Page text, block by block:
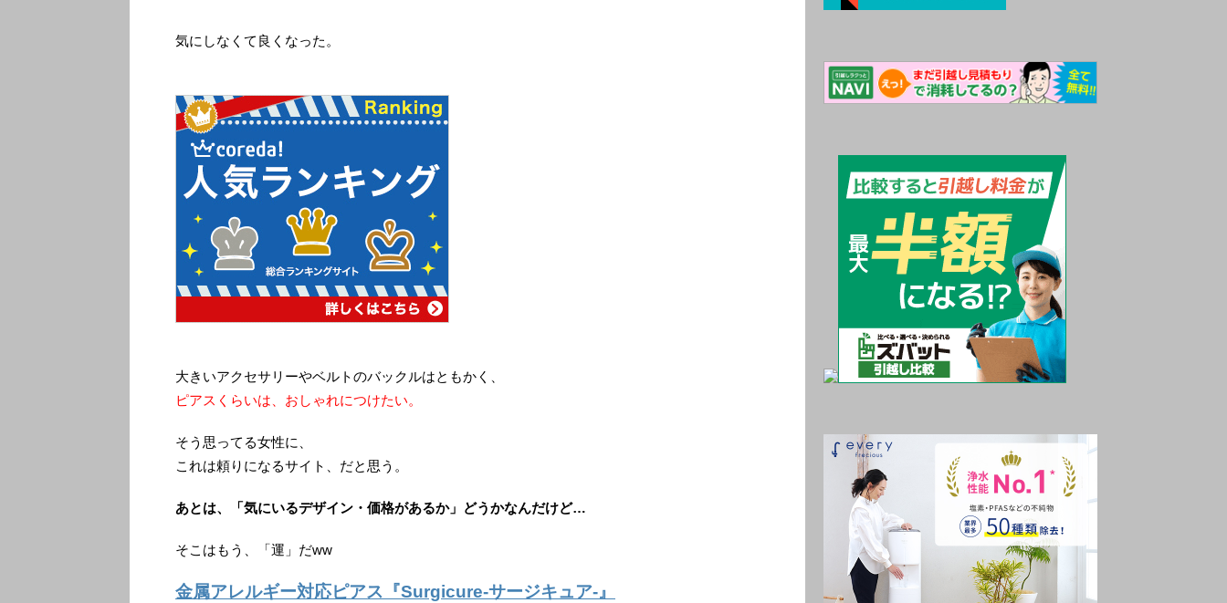
気にしなくて良くなった。
大きいアクセサリーやベルトのバックルはともかく、
ピアスくらいは、おしゃれにつけたい。
そう思ってる女性に、
これは頼りになるサイト、だと思う。
あとは、「気にいるデザイン・価格があるか」どうかなんだけど…
そこはもう、「運」だww
金属アレルギー対応ピアス『Surgicure-サージキュア-』